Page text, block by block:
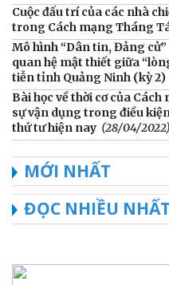
Cuộc đấu trí của các nhà
trong Cách mạng Tháng
Mô hình “Dân tin, Đảng
quan hệ mật thiết giữa
tiễn tỉnh Quảng Ninh (kỳ 2)
Bài học về thời cơ của
sự vận dụng trong điều
thứ tư hiện nay (28/04/2022)
MỚI NHẤT
ĐỌC NHIỀU NHẤT